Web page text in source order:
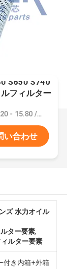
S650 S740
フィルター
価格：USD 9.20 - 15.80 /piece
い合わせ
ズ 水力オイル
ター要素,
ルター要素
付き内箱+外箱